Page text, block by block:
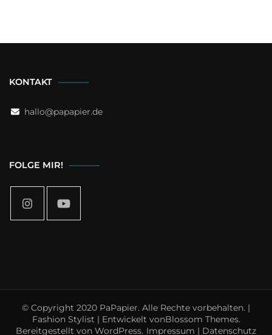
KONTAKT
hallo@papapier.de
FOLGE MIR!
© Copyright 2020 PaPapier. Alle Rechte vorbehalten. |
Fashion Stylist | Entwickelt vonBlossom Themes.
Bereitgestellt von WordPress. Impressum | Datenschutz